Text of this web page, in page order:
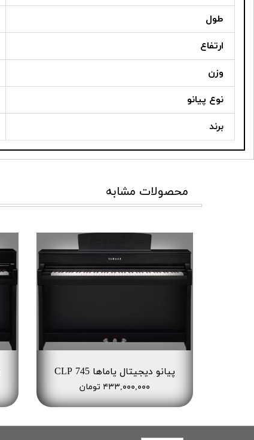
طول
ارتفاع
وزن
نوع پیانو
برند
محصولات مشابه
پیانو دیجیتال یاماها CLP 745
۴۳۳,۰۰۰,۰۰۰ تومان